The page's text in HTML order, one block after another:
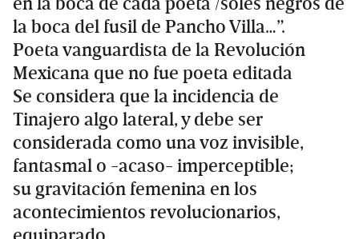
la boca del fusil de Pancho Villa…”.
Poeta vanguardista de la Revolución
Mexicana que no fue poeta editada
Se considera que la incidencia de
Tinajero algo lateral, y debe ser
considerada como una voz invisible,
fantasmal o -acaso- imperceptible;
su gravitación femenina en los
acontecimientos revolucionarios,